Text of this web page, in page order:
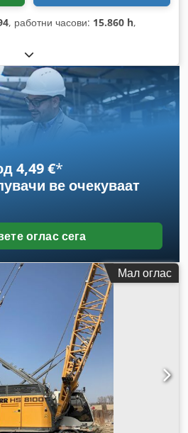
, работни часови: 15.860 h,
4,49 €*
ве очекуваат
оглас сега
Мал оглас